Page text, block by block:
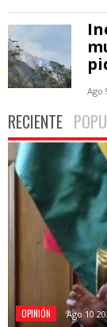
Ago
RECIENTE
OPINIÓN Ago 10